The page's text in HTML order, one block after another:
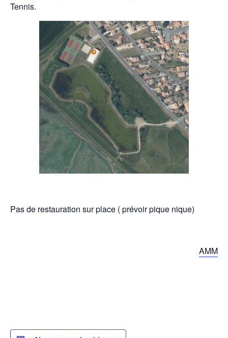
Tennis.
Pas de restauration sur place ( prévoir pique nique)
AMM